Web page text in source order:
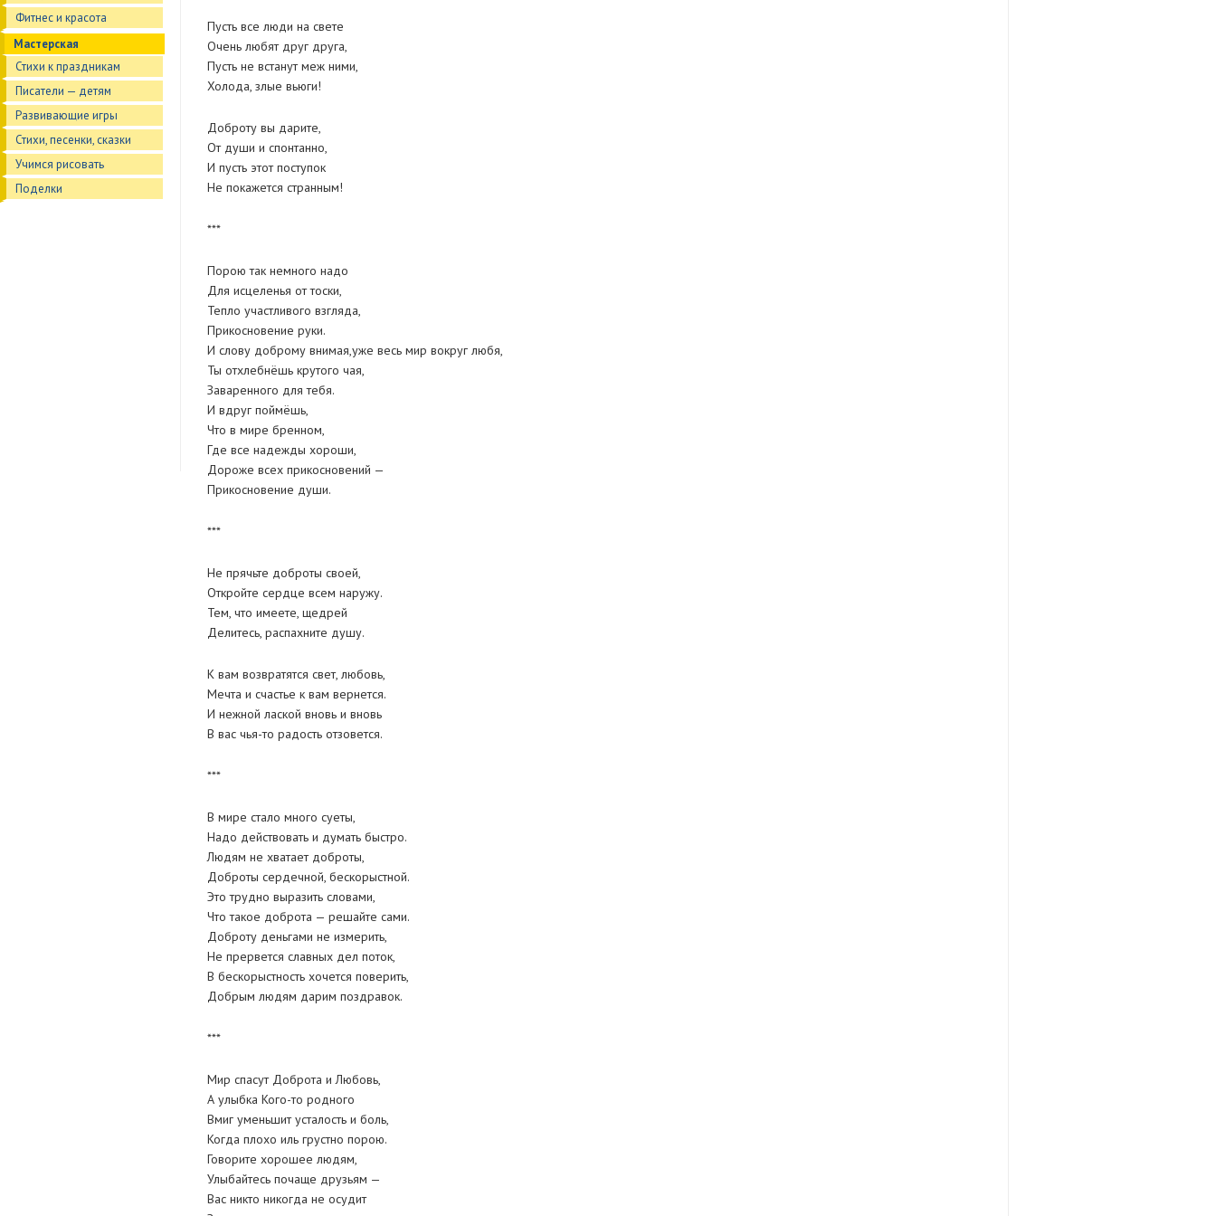
Фитнес и красота
Мастерская
Стихи к праздникам
Писатели — детям
Развивающие игры
Стихи, песенки, сказки
Учимся рисовать
Поделки
Пусть все люди на свете
Очень любят друг друга,
Пусть не встанут меж ними,
Холода, злые вьюги!
Доброту вы дарите,
От души и спонтанно,
И пусть этот поступок
Не покажется странным!
***
Порою так немного надо
Для исцеленья от тоски,
Тепло участливого взгляда,
Прикосновение руки.
И слову доброму внимая,уже весь мир вокруг любя,
Ты отхлебнёшь крутого чая,
Заваренного для тебя.
И вдруг поймёшь,
Что в мире бренном,
Где все надежды хороши,
Дороже всех прикосновений —
Прикосновение души.
***
Не прячьте доброты своей,
Откройте сердце всем наружу.
Тем, что имеете, щедрей
Делитесь, распахните душу.
К вам возвратятся свет, любовь,
Мечта и счастье к вам вернется.
И нежной лаской вновь и вновь
В вас чья-то радость отзовется.
***
В мире стало много суеты,
Надо действовать и думать быстро.
Людям не хватает доброты,
Доброты сердечной, бескорыстной.
Это трудно выразить словами,
Что такое доброта — решайте сами.
Доброту деньгами не измерить,
Не прервется славных дел поток,
В бескорыстность хочется поверить,
Добрым людям дарим поздравок.
***
Мир спасут Доброта и Любовь,
А улыбка Кого-то родного
Вмиг уменьшит усталость и боль,
Когда плохо иль грустно порою.
Говорите хорошее людям,
Улыбайтесь почаще друзьям —
Вас никто никогда не осудит